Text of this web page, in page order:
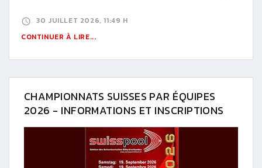
30 JUILLET 2026, 11:49 H
CONTINUER À LIRE...
CHAMPIONNATS SUISSES PAR ÉQUIPES
2026 - INFORMATIONS ET INSCRIPTIONS